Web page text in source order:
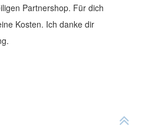
Partnershop. Für dich
Kosten. Ich danke dir